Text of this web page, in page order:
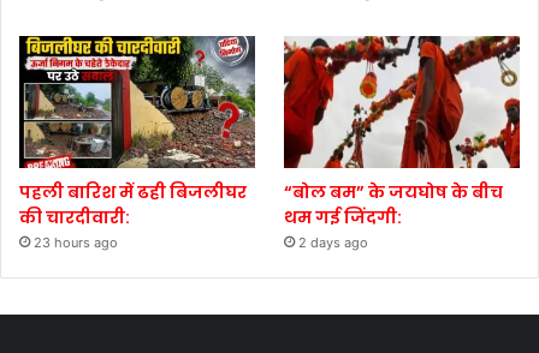
पहली बारिश में ढही बिजलीघर
की चारदीवारी:
23 hours ago
“बोल बम” के जयघोष के बीच
थम गई जिंदगी:
2 days ago